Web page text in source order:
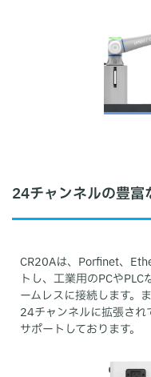
24チャンネルの豊
CR20Aは、Porfinet、
トし、工業用のPCや
ームレスに接続します。
24チャンネルに拡張され
サポートしております。